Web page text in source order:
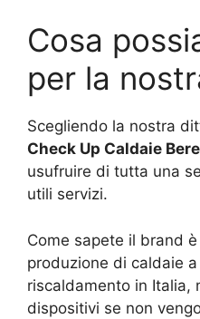
Cosa
per la
Scegliendo la nostra
Check Up Caldaie
usufruire di tutta una
utili servizi.
Come sapete il brand
produzione di caldaie
riscaldamento in Italia,
dispositivi se non